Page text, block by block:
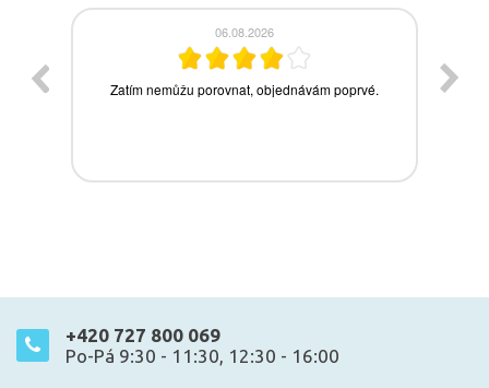
+420 727 800 069
Po-Pá 9:30 - 11:30, 12:30 - 16:00